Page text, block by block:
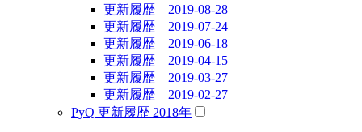
更新履歴 2019-08-28
更新履歴 2019-07-24
更新履歴 2019-06-18
更新履歴 2019-04-15
更新履歴 2019-03-27
更新履歴 2019-02-27
PyQ 更新履歴 2018年